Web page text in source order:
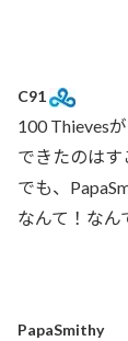
C91
100 Thieves
できたのはす
でも、
なんて！なん
PapaSmithy